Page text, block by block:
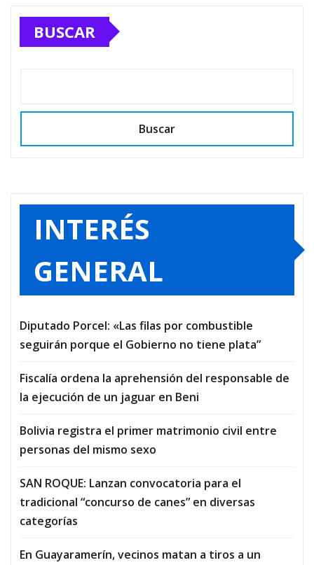
BUSCAR
Buscar
INTERÉS
GENERAL
Diputado Porcel: «Las filas por combustible
seguirán porque el Gobierno no tiene plata”
Fiscalía ordena la aprehensión del responsable de
la ejecución de un jaguar en Beni
Bolivia registra el primer matrimonio civil entre
personas del mismo sexo
SAN ROQUE: Lanzan convocatoria para el
tradicional “concurso de canes” en diversas
categorías
En Guayaramerín, vecinos matan a tiros a un